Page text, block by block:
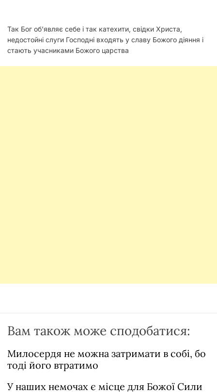
Так Бог об’являє себе і так катехити, свідки Христа,
недостойні слуги Господні входять у славу Божого діяння і
стають учасниками Божого царства
Вам також може сподобатися:
Милосердя не можна затримати в собі, бо
тоді його втратимо
У наших немочах є місце для Божої Сили